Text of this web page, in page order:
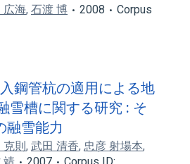
広海, 石渡 博 2008
Corpus
鋼管杭の適用による地
雪槽に関する研究 : そ
融雪能力
克則, 武田 清香, 忠彦 射場本,